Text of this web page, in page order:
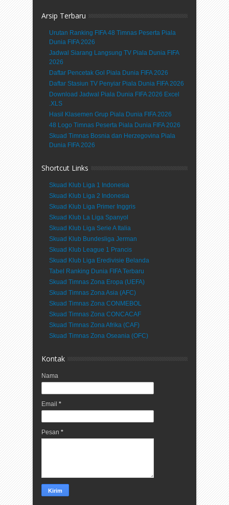
Arsip Terbaru
Urutan Ranking FIFA 48 Timnas Peserta Piala
Dunia FIFA 2026
Jadwal Siarang Langsung TV Piala Dunia FIFA
2026
Daftar Pencetak Gol Piala Dunia FIFA 2026
Daftar Stasiun TV Penyiar Piala Dunia FIFA 2026
Download Jadwal Piala Dunia FIFA 2026 Excel
.XLS
Hasil Klasemen Grup Piala Dunia FIFA 2026
48 Logo Timnas Peserta Piala Dunia FIFA 2026
Skuad Timnas Bosnia dan Herzegovina Piala
Dunia FIFA 2026
Shortcut Links
Skuad Klub Liga 1 Indonesia
Skuad Klub Liga 2 Indonesia
Skuad Klub Liga Primer Inggris
Skuad Klub La Liga Spanyol
Skuad Klub Liga Serie A Italia
Skuad Klub Bundesliga Jerman
Skuad Klub League 1 Prancis
Skuad Klub Liga Eredivisie Belanda
Tabel Ranking Dunia FIFA Terbaru
Skuad Timnas Zona Eropa (UEFA)
Skuad Timnas Zona Asia (AFC)
Skuad Timnas Zona CONMEBOL
Skuad Timnas Zona CONCACAF
Skuad Timnas Zona Afrika (CAF)
Skuad Timnas Zona Oseania (OFC)
Kontak
Nama
Email *
Pesan *